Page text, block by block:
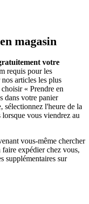
magasin
votre
requis pour les
articles les plus
« Prendre en
dans votre panier
sélectionnez l'heure de la
lorsque vous viendrez au
vous-même chercher
expédier chez vous,
supplémentaires sur